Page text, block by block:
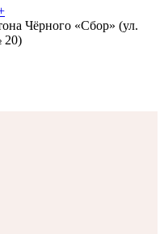
Чёрного «Сбор» (ул.
20)